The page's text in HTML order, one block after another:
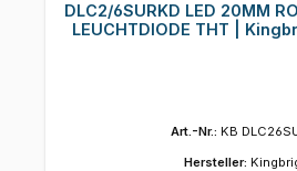
DLC2/6SURKD LED 20MM
LEUCHTDIODE THT |
Art.-Nr.: KB
Hersteller: